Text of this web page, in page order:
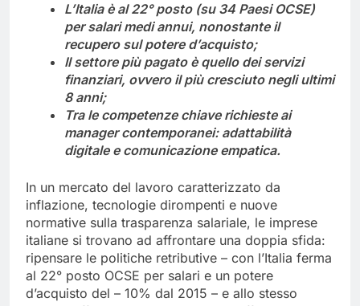
L’Italia è al 22° posto (su 34 Paesi OCSE)
per salari medi annui, nonostante il
recupero sul potere d’acquisto;
Il settore più pagato è quello dei servizi
finanziari, ovvero il più cresciuto negli ultimi
8 anni;
Tra le competenze chiave richieste ai
manager contemporanei: adattabilità
digitale e comunicazione empatica.
In un mercato del lavoro caratterizzato da
inflazione, tecnologie dirompenti e nuove
normative sulla trasparenza salariale, le imprese
italiane si trovano ad affrontare una doppia sfida:
ripensare le politiche retributive – con l’Italia ferma
al 22° posto OCSE per salari e un potere
d’acquisto del – 10% dal 2015 – e allo stesso